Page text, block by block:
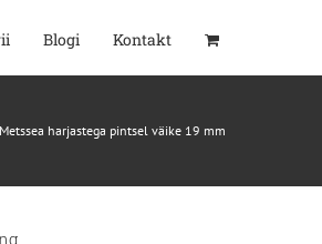
Blogi Kontakt
Metssea harjastega pintsel väike 19 mm